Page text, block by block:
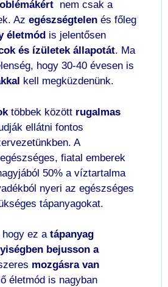
nem csak a
Az egészségtelen és főleg
életmód is jelentősen
és ízületek állapotát. Ma
hogy 30-40 évesen is
kell megküzdenünk.
többek között rugalmas
ellátni fontos
A
fiatal emberek
50% a víztartalma
nyeri az egészséges
tápanyagokat.
hogy ez a tápanyag
bejusson a
mozgásra van
életmód is nagyban